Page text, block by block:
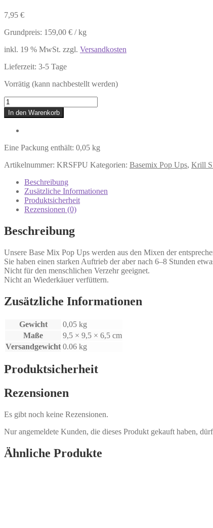
7,95 €
Grundpreis: 159,00 € /kg
inkl. 19 % MwSt. zzgl. Versandkosten
Lieferzeit: 3-5 Tage
Vorrätig (kann nachbestellt werden)
Krill
SF
–
Base
Pop
Menge
In den Warenkorb
Eine Packung enthält: 0,05 kg
Artikelnummer: KRSFPU Kategorien: Basemix Pop Ups, Krill
Beschreibung
Zusätzliche Informationen
Produktsicherheit
Rezensionen (0)
Beschreibung
Unsere Base Mix Pop Ups werden aus den Mixen der
Sie haben einen starken Auftrieb der aber nach 6–8 Stunden
Nicht für den menschlichen Verzehr geeignet.
Nicht an Wiederkäuer verfüttern.
Zusätzliche Informationen
Gewicht
0,05 kg
Maße
9,5 × 9,5 × 6,5 cm
Versandgewicht 0.06 kg
Produktsicherheit
Rezensionen
Es gibt noch keine Rezensionen.
Nur angemeldete Kunden, die dieses Produkt gekauft haben,
Ähnliche Produkte